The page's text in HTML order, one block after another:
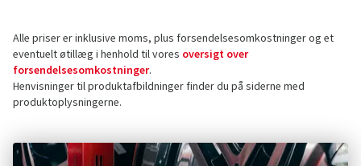
Alle priser er inklusive moms, plus forsendelsesomkostninger og et
eventuelt øtillæg i henhold til vores oversigt over
forsendelsesomkostninger.
Henvisninger til produktafbildninger finder du på siderne med
produktoplysningerne.